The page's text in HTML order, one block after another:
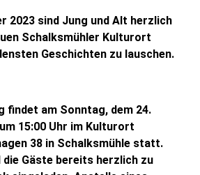
2023 sind Jung und Alt herzlich
Schalksmühler Kulturort
Geschichten zu lauschen.
findet am Sonntag, dem 24.
15:00 Uhr im Kulturort
38 in Schalksmühle statt.
die Gäste bereits herzlich zu